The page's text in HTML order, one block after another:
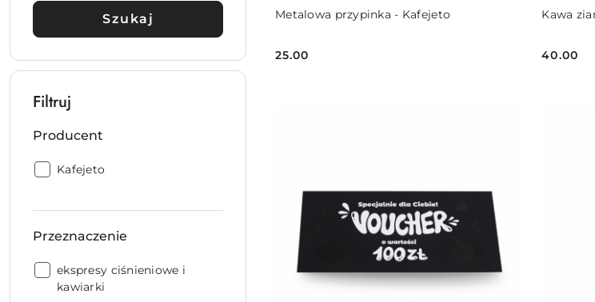
Szukaj
Filtruj
Producent
Producent:
Kafejeto
Przeznaczenie
Przeznaczenie:
ekspresy ciśnieniowe i
kawiarki
Metalowa przypinka - Kafejeto
Cena:
25.00
DO KOSZYKA Kawa
Cena:
40.00